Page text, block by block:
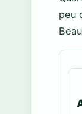
peu